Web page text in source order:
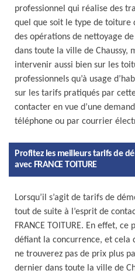
professionnel qui réalise des
quel que soit le type de toiture
des opérations de nettoyage
dans toute la ville de Chaussy,
intervenir aussi bien sur les
professionnels qu’à usage
sur les tarifs pratiqués par
contacter en vue d’une
téléphone ou par courrier
Profitez les meilleurs tarifs de
avec FRANCE TOITURE
Lorsqu’il s’agit de tarifs de
tout de suite à l’esprit de
FRANCE TOITURE. En effet,
défiant la concurrence, et cela
ne trouverez pas de prix plus
dernier dans toute la ville de